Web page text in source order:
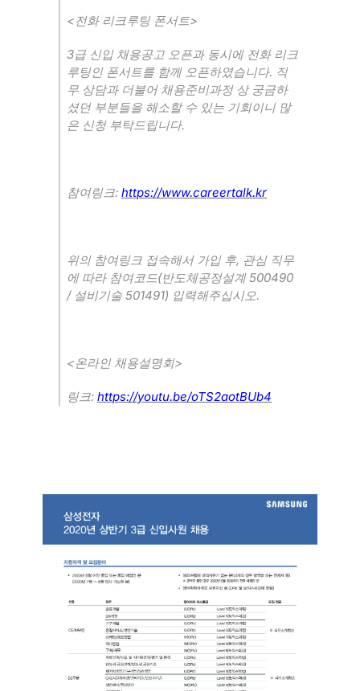
<전화 리크루팅 폰서트>
3급 신입 채용공고 오픈과 동시에 전화 리크
루팅인 폰서트를 함께 오픈하였습니다. 직
무 상담과 더불어 채용준비과정 상 궁금하
셨던 부분들을 해소할 수 있는 기회이니 많
은 신청 부탁드립니다.
참여링크: https://www.careertalk.kr
위의 참여링크 접속해서 가입 후, 관심 직무
에 따라 참여코드(반도체공정설계500490
/ 설비기술 501491) 입력해주십시오.
<온라인 채용설명회>
링크: https://youtu.be/oTS2aotBUb4